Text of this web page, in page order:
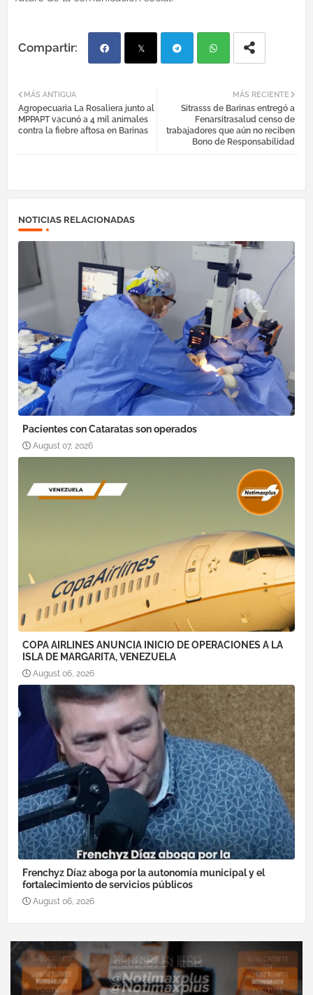
ebo tter egr atsa
pp
MÁS RECIENTE
‎Sitrasss de Barinas entregó a
Fenarsitrasalud censo de
trabajadores que aún no reciben
Bono de Responsabilidad
MÁS ANTIGUA
Agropecuaria La Rosaliera junto al
MPPAPT vacunó a 4 mil animales
contra la fiebre aftosa en Barinas
NOTICIAS RELACIONADAS
Pacientes con Cataratas son operados
August 07, 2026
COPA AIRLINES ANUNCIA INICIO DE OPERACIONES A LA
ISLA DE MARGARITA, VENEZUELA
August 06, 2026
Frenchyz Díaz aboga por la autonomía municipal y el
fortalecimiento de servicios públicos
August 06, 2026